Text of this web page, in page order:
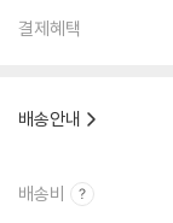
결제혜택
배송안내
배송비